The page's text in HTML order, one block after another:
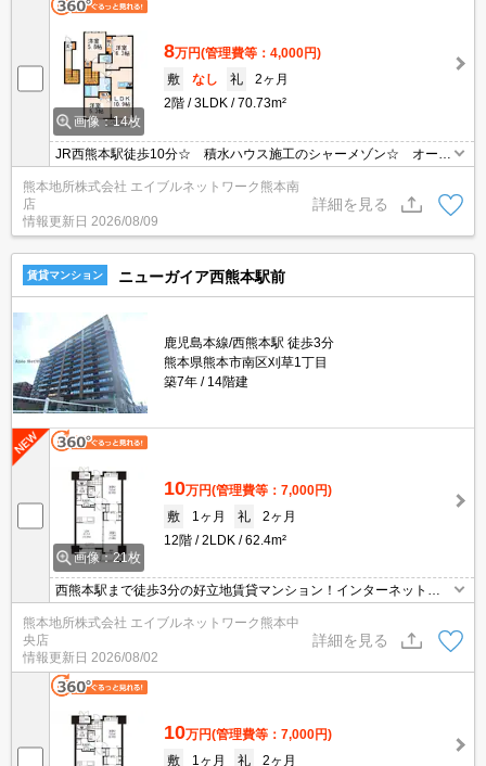
画像：14枚
8万円(管理費等：4,000円)
敷
なし 礼
2ヶ月
2階
3LDK 70.73m²
JR西熊本駅徒歩10分☆ 積水ハウス施工のシャーメゾン☆ オール
電化物件☆ 駐車場1台付き無料☆ 2台目駐車場も3,300円で確保
可能です☆ 浴室乾燥機付きで雨の日の洗濯も安心☆ 力合小・力
熊本地所株式会社 エイブルネットワーク熊本南
店
情報更新日 2026/08/09
詳細を見る
賃貸マンション ニューガイア西熊本駅前
鹿児島本線/西熊本駅 徒歩3分
熊本県熊本市南区刈草1丁目
築7年
14階建
画像：21枚
10万円(管理費等：7,000円)
敷
1ヶ月 礼
2ヶ月
12階
2LDK 62.4m²
西熊本駅まで徒歩3分の好立地賃貸マンション！インターネット無
と暮らせるお部屋です♪（応相談、飼育時家賃3,000円追加、敷引1
熊本地所株式会社 エイブルネットワーク熊本中
央店
情報更新日 2026/08/02
詳細を見る
10万円(管理費等：7,000円)
敷
1ヶ月 礼 2ヶ月